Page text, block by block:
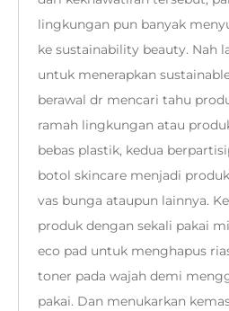
lingkungan pun banyak
ke sustainability beauty. Nah
untuk menerapkan
berawal dr mencari tahu
ramah lingkungan atau
bebas plastik, kedua
botol skincare menjadi
vas bunga ataupun lainnya.
produk dengan sekali pakai
eco pad untuk menghapus
toner pada wajah demi
pakai. Dan menukarkan